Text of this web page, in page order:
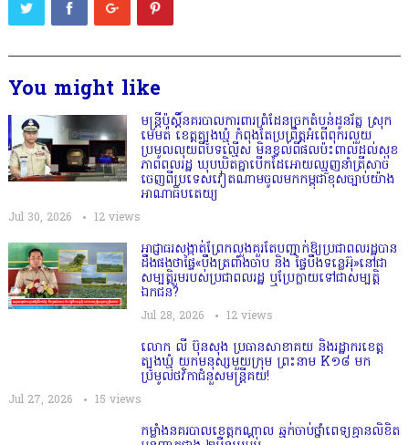
You might like
មន្ត្រីប៉ុស្តិ៍នគរបាលការពារព្រំដែនច្រកតំបន់ដូនរ័ត្ន ស្រុក
មេមត់ ខេត្តត្បូងឃ្មុំ កំពុងតែប្រព្រឹត្តអំពើពុករលួយ
ប្រមូលលុយពីបទល្មើស មិនខ្វល់ពីផលប៉ះពាល់ដល់សុខ
ភាពពលរដ្ឋ ឃុបឃិតគ្នាបើកដៃអោយឈ្មួញនាំត្រីសាច់
ចេញពីប្រទេសវៀតណាមចូលមកកម្ពុជាខុសច្បាប់យ៉ាង
អាណាធិបតេយ្យ
Jul 30, 2026 12views
អាជ្ញាធរសង្កាត់ព្រែកលួងគួរតែបញ្ជាក់ឱ្យប្រជាពលរដ្ឋបាន
ដឹងផងថាផ្ទៃ«បឹងត្រពាំងចាប និង ផ្ទៃបឹងទន្លេអ៊ុ»នៅជា
សម្បត្តិរួមរបស់ប្រជាពលរដ្ឋ ឬប្រែក្លាយទៅជាសម្បត្តិ
ឯកជន?
Jul 28, 2026 12views
លោក លី ប៊ុនសុង ប្រធានសាខាគយ និងរដ្ឋាករខេត្ត
ត្បូងឃ្មុំ យកមនុស្សមួយក្រុម ព្រះនាម K១៨ មក
ប្រមូលថវិកាជំនួសមន្ត្រីគយ!
Jul 27, 2026 15 views
កម្លាំងនគរបាលខេត្តកណ្ដាល ឆ្មក់ចាប់ថ្នាំពេទ្យគ្មានលិខិត